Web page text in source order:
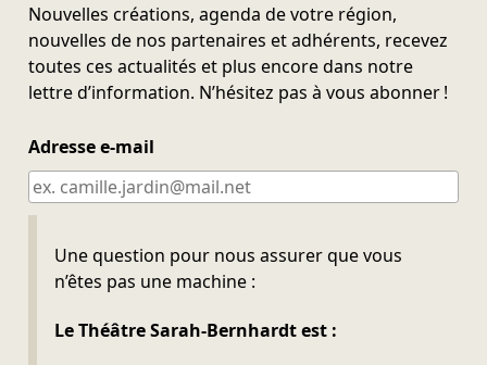
Nouvelles créations, agenda de votre région,
nouvelles de nos partenaires et adhérents, recevez
toutes ces actualités et plus encore dans notre
lettre d’information. N’hésitez pas à vous abonner !
Adresse e-mail
Une question pour nous assurer que vous
n’êtes pas une machine :
Le Théâtre Sarah-Bernhardt est :
Ne pas remplir